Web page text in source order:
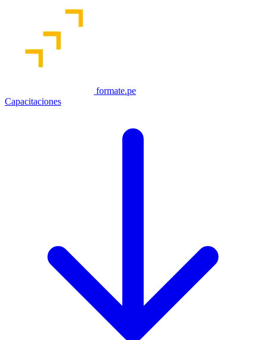
formate.pe
Capacitaciones